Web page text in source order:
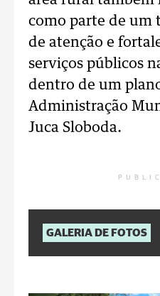
como parte de um
de atenção e
serviços públicos
dentro de um
Administração
Juca Sloboda.
GALERIA DE FOTOS